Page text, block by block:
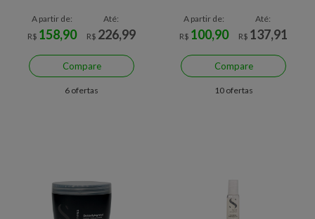
A partir de:
R$ 158,90
Até:
R$ 226,99
Compare
6 ofertas
A partir de:
R$ 100,90
Até:
R$ 137,91
Compare
10 ofertas